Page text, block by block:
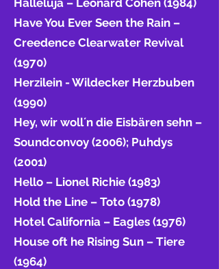
Halleluja – Leonard Cohen (1984)
Have You Ever Seen the Rain –
Creedence Clearwater Revival
(1970)
Herzilein - Wildecker Herzbuben
(1990)
Hey, wir woll´n die Eisbären sehn –
Soundconvoy (2006); Puhdys
(2001)
Hello – Lionel Richie (1983)
Hold the Line – Toto (1978)
Hotel California – Eagles (1976)
House oft he Rising Sun – Tiere
(1964)